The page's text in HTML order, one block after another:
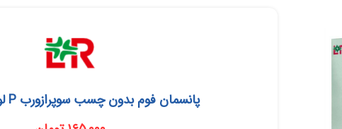
پانسمان فوم بدون چسب سوپرازورب P لوهمن روشه